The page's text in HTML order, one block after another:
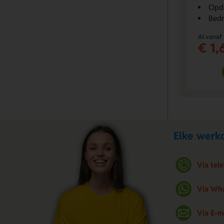
Al vanaf
€
Elke
Via
Via
Via E-